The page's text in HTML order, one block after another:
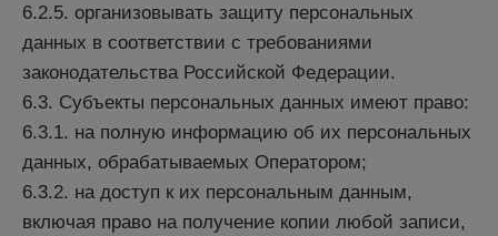
6.2.5. организовывать защиту персональных
данных в соответствии с требованиями
законодательства Российской Федерации.
6.3. Субъекты персональных данных имеют право:
6.3.1. на полную информацию об их персональных
данных, обрабатываемых Оператором;
6.3.2. на доступ к их персональным данным,
включая право на получение копии любой записи,